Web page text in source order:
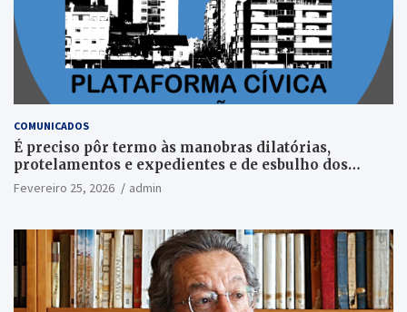
COMUNICADOS
É preciso pôr termo às manobras dilatórias,
protelamentos e expedientes e de esbulho dos
recursos públicos!
Fevereiro 25, 2026 admin